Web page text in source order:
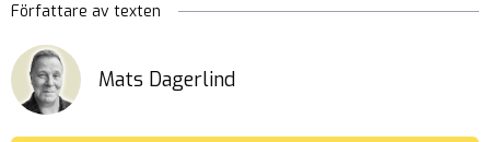
Författare av texten
Mats Dagerlind